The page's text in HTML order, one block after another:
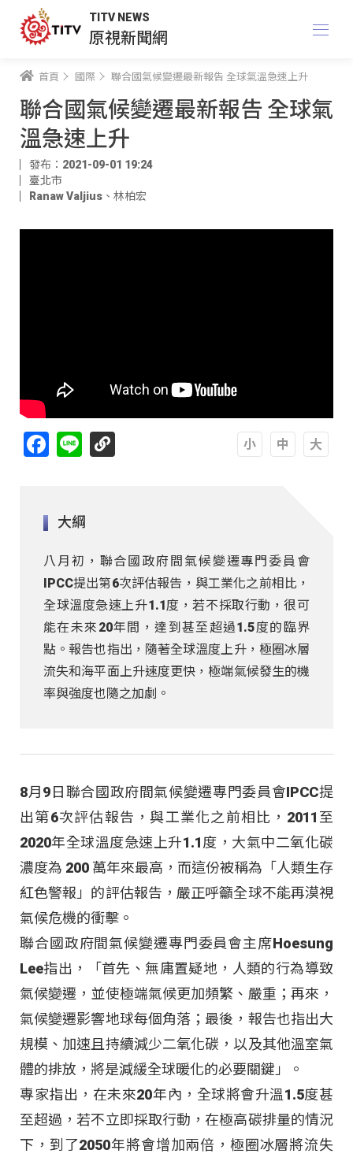
TITV NEWS
原視新聞網
首頁 國際 聯合國氣候變遷最新報告 全球氣溫急速上升
聯合國氣候變遷最新報告 全球氣
溫急速上升
發布：2021-09-01 19:24
臺北市
Ranaw Valjius 、 林柏宏
Facebook
Line
大綱
八月初，聯合國政府間氣候變遷專門委員會
IPCC提出第6次評估報告，與工業化之前相比，
全球溫度急速上升1.1度，若不採取行動，很可
能在未來20年間，達到甚至超過1.5度的臨界
點。報告也指出，隨著全球溫度上升，極圈冰層
流失和海平面上升速度更快，極端氣候發生的機
率與強度也隨之加劇。
8月9日聯合國政府間氣候變遷專門委員會IPCC提
出第6次評估報告，與工業化之前相比，2011至
2020年全球溫度急速上升1.1度，大氣中二氧化碳
濃度為 200 萬年來最高，而這份被稱為「人類生存
紅色警報」的評估報告，嚴正呼籲全球不能再漠視
氣候危機的衝擊。
聯合國政府間氣候變遷專門委員會主席Hoesung
Lee指出，「首先、無庸置疑地，人類的行為導致
氣候變遷，並使極端氣候更加頻繁、嚴重；再來，
氣候變遷影響地球每個角落；最後，報告也指出大
規模、加速且持續減少二氧化碳，以及其他溫室氣
體的排放，將是減緩全球暖化的必要關鍵」。
專家指出，在未來20年內，全球將會升溫1.5度甚
至超過，若不立即採取行動，在極高碳排量的情況
下，到了2050年將會增加兩倍，極圈冰層將流失